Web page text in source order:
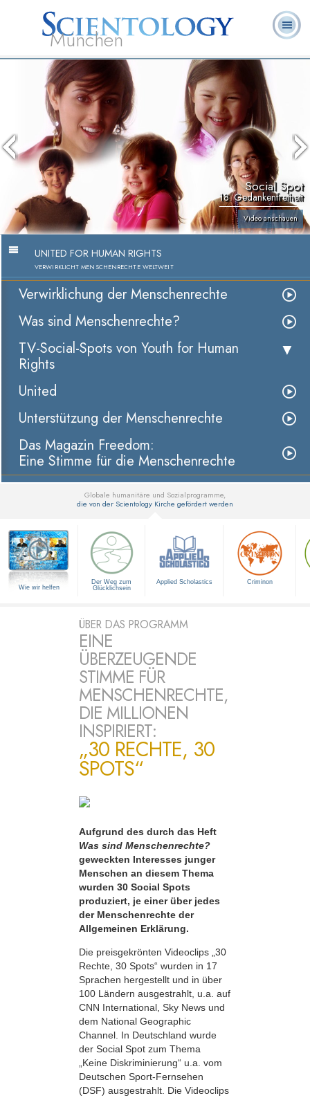
München
Was ist
Scientology?
Häufig gestellte
Fragen
Social Spot
18. Gedankenfreiheit
Video anschauen
UNITED FOR HUMAN RIGHTS
VERWIRKLICHT MENSCHENRECHTE WELTWEIT
Verwirklichung der Menschenrechte
Was sind Menschenrechte?
TV-Social-Spots von Youth for Human
Rights
United
Unterstützung der Menschenrechte
Das Magazin Freedom:
Eine Stimme für die Menschenrechte
Globale humanitäre und Sozialprogramme,
die von der Scientology Kirche gefördert werden
Wie wir helfen
Der Weg zum
Glücklichsein
Applied Scholastics Criminon
ÜBER DAS PROGRAMM
EINE
ÜBERZEUGENDE
STIMME FÜR
MENSCHENRECHTE,
DIE MILLIONEN
INSPIRIERT:
„30 RECHTE, 30
SPOTS“
Aufgrund des durch das Heft
Was sind Menschenrechte?
geweckten Interesses junger
Menschen an diesem Thema
wurden 30 Social Spots
produziert, je einer über jedes
der Menschenrechte der
Allgemeinen Erklärung.
Die preisgekrönten Videoclips „30
Rechte, 30 Spots“ wurden in 17
Sprachen hergestellt und in über
100 Ländern ausgestrahlt, u.a. auf
CNN International, Sky News und
dem National Geographic
Channel. In Deutschland wurde
der Social Spot zum Thema
„Keine Diskriminierung“ u.a. vom
Deutschen Sport-Fernsehen
(DSF) ausgestrahlt. Die Videoclips